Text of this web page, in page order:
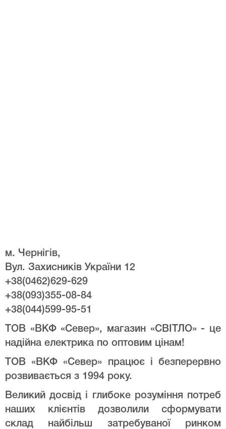
м. Чернігів,
Вул. Захисників України 12
+38(0462)629-629
+38(093)355-08-84
+38(044)599-95-51
ТОВ «ВКФ «Север», магазин «СВІТЛО» - це
надійна електрика по оптовим цінам!
ТОВ «ВКФ «Север» працює і безперервно
розвивається з 1994 року.
Великий досвід і глибоке розуміння потреб
наших клієнтів дозволили сформувати
склад найбільш затребуваної ринком